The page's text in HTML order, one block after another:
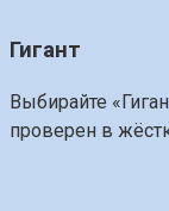
Гигант
Выбирайте
проверен в